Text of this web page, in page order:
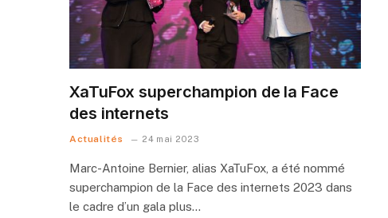
XaTuFox superchampion de la Face
des internets
Actualités 24 mai 2023
Marc-Antoine Bernier, alias XaTuFox, a été nommé
superchampion de la Face des internets 2023 dans
le cadre d’un gala plus…